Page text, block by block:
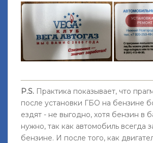
P.S. Практика показывает, что
после установки ГБО на бензине
ездят - не выгодно, хотя бензин в
нужно, так как автомобиль всегда
бензине. И после того, как